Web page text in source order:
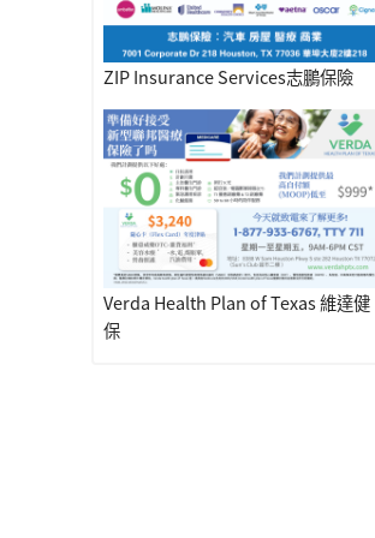
ZIP Insurance Services志鵬保險
Verda Health Plan of Texas 維達健
保